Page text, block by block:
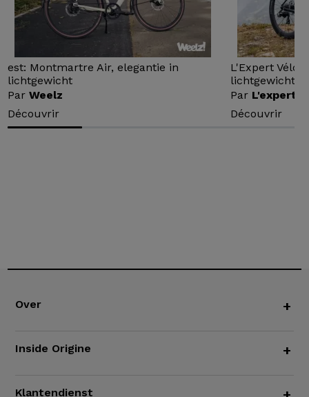
est: Montmartre Air, elegantie in
lichtgewicht
ParWeelz
Découvrir
L'Expert Vélo
lichtgewicht...
Par L'expert
Découvrir
Over +
Inside Origine +
Klantendienst